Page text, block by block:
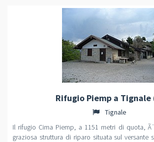
Rifugio Piemp a Tignale
Tignale
Il rifugio Cima Piemp, a 1151 metri di quota,
graziosa struttura di riparo situata sul versante